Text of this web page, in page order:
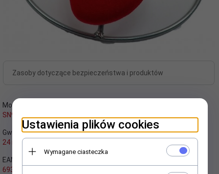
Zasoby dotyczące bezpieczeństwa i produktów
Model:
SN9073
Gwarancja:
24 miesięcy
Realizacja zamówienia:
EAN:
6935862713901
Ustawienia plików cookies
Wymagane ciasteczka